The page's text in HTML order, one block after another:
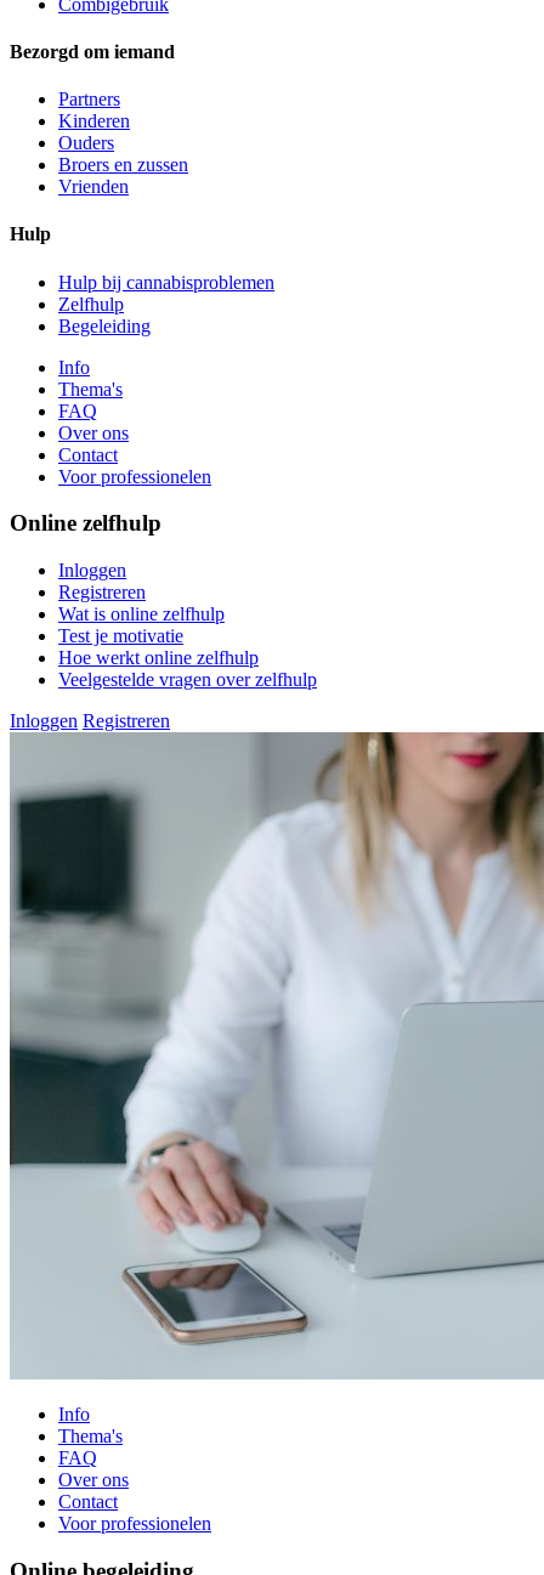
Bezorgd om iemand
Partners
Kinderen
Ouders
Broers en zussen
Vrienden
Hulp
Hulp bij cannabisproblemen
Zelfhulp
Begeleiding
Info
Thema's
FAQ
Over ons
Contact
Voor professionelen
Online zelfhulp
Inloggen
Registreren
Wat is online zelfhulp
Test je motivatie
Hoe werkt online zelfhulp
Veelgestelde vragen over zelfhulp
Inloggen Registreren
Info
Thema's
FAQ
Over ons
Contact
Voor professionelen